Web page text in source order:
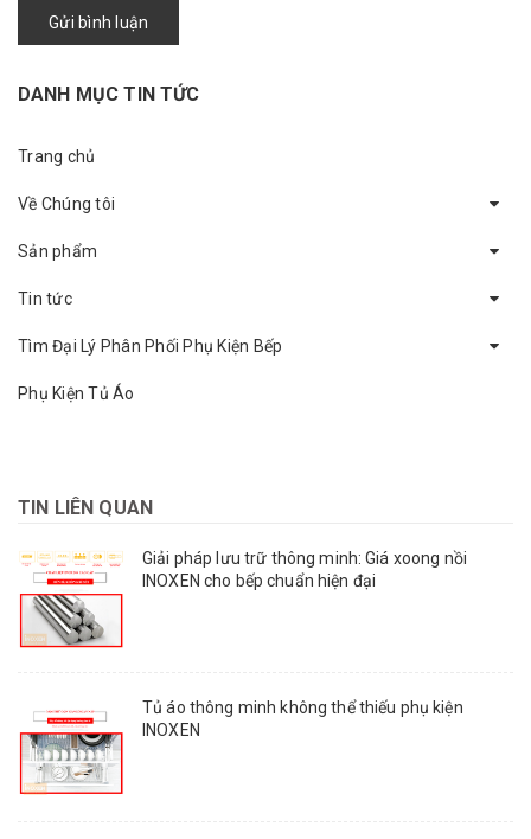
Gửi bình luận
DANH MỤC TIN TỨC
Trang chủ
Về Chúng tôi
Sản phẩm
Tin tức
Tìm Đại Lý Phân Phối Phụ Kiện Bếp
Phụ Kiện Tủ Áo
TIN LIÊN QUAN
Giải pháp lưu trữ thông minh: Giá xoong nồi
INOXEN cho bếp chuẩn hiện đại
Tủ áo thông minh không thể thiếu phụ kiện
INOXEN